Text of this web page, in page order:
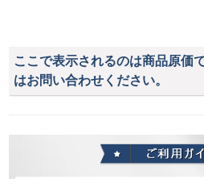
ここで表示されるのは商品原価
はお問い合わせください。